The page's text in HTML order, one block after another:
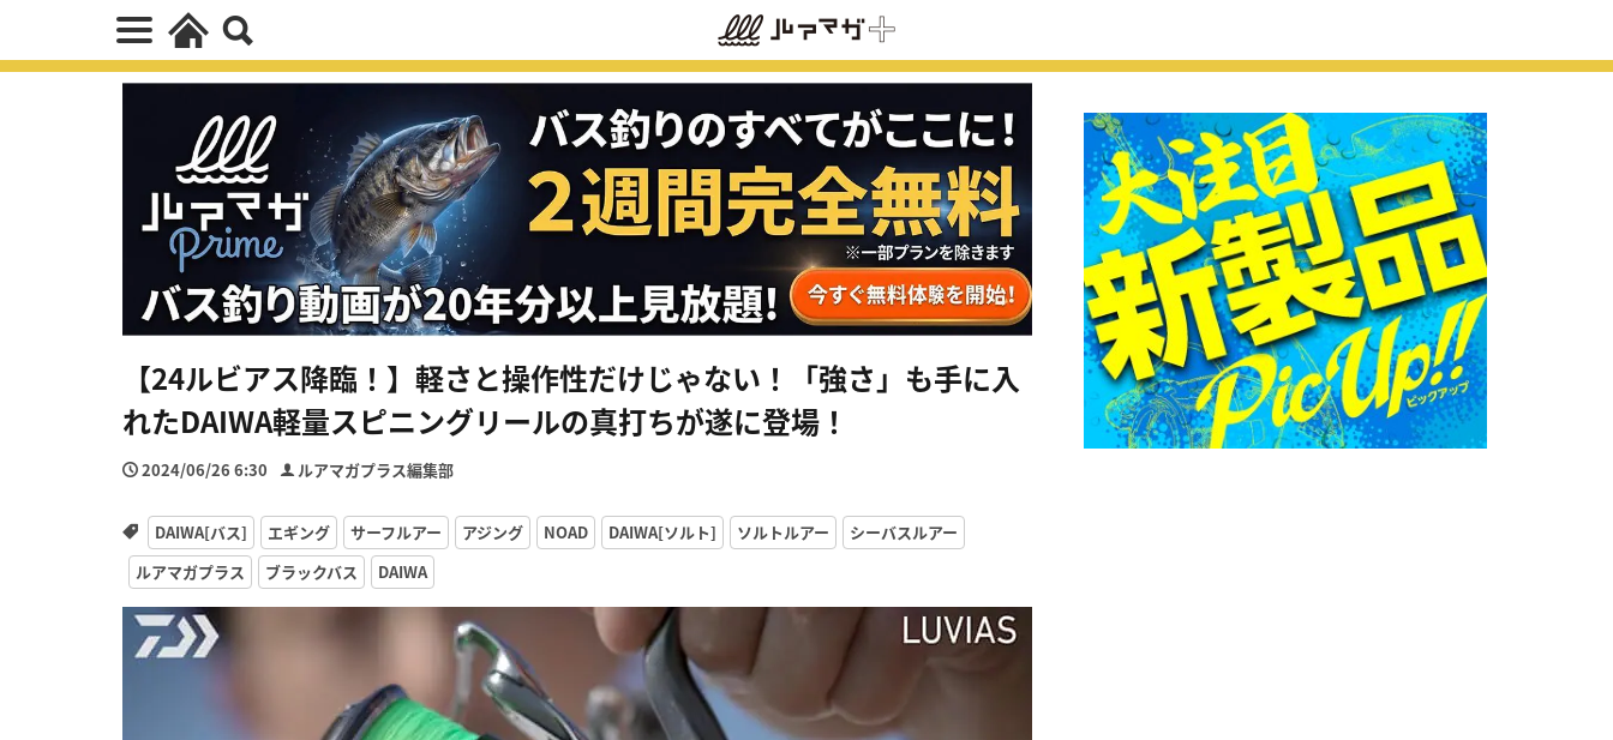
【24ルビアス降臨！】軽さと操作性だけじゃない！「強さ」も手に入
れたDAIWA軽量スピニングリールの真打ちが遂に登場！
2024/06/26 6:30 ルアマガプラス編集部
DAIWA[バス] エギング サーフルアー アジング NOAD DAIWA[ソルト] ソルトルアー
シーバスルアー
ルアマガプラス
ブラックバス DAIWA